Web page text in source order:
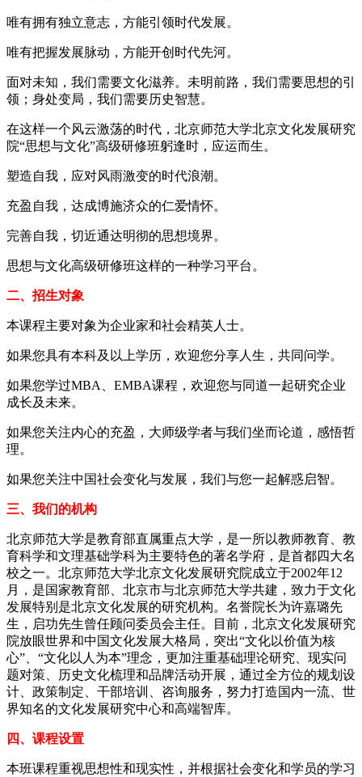
唯有拥有独立意志，方能引领时代发展。
唯有把握发展脉动，方能开创时代先河。
面对未知，我们需要文化滋养。未明前路，我们需要思想的引
领；身处变局，我们需要历史智慧。
在这样一个风云激荡的时代，北京师范大学北京文化发展研究
院“思想与文化”高级研修班躬逢时，应运而生。
塑造自我，应对风雨激变的时代浪潮。
充盈自我，达成博施济众的仁爱情怀。
完善自我，切近通达明彻的思想境界。
思想与文化高级研修班这样的一种学习平台。
二、招生对象
本课程主要对象为企业家和社会精英人士。
如果您具有本科及以上学历，欢迎您分享人生，共同问学。
如果您学过MBA、EMBA课程，欢迎您与同道一起研究企业
成长及未来。
如果您关注内心的充盈，大师级学者与我们坐而论道，感悟哲
理。
如果您关注中国社会变化与发展，我们与您一起解惑启智。
三、我们的机构
北京师范大学是教育部直属重点大学，是一所以教师教育、教
育科学和文理基础学科为主要特色的著名学府，是首都四大名
校之一。北京师范大学北京文化发展研究院成立于2002年12
月，是国家教育部、北京市与北京师范大学共建，致力于文化
发展特别是北京文化发展的研究机构。名誉院长为许嘉璐先
生，启功先生曾任顾问委员会主任。目前，北京文化发展研究
院放眼世界和中国文化发展大格局，突出“文化以价值为核
心”、“文化以人为本”理念，更加注重基础理论研究、现实问
题对策、历史文化梳理和品牌活动开展，通过全方位的规划设
计、政策制定、干部培训、咨询服务，努力打造国内一流、世
界知名的文化发展研究中心和高端智库。
四、课程设置
本班课程重视思想性和现实性，并根据社会变化和学员的学习